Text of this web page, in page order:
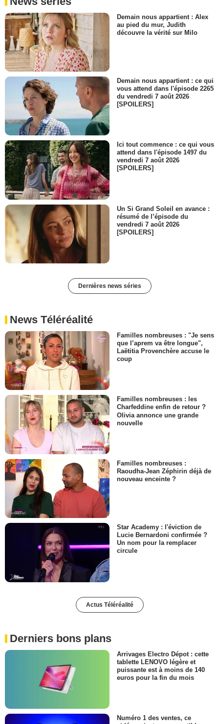
Demain nous appartient : Alex
au pied du mur, Judith
découvre la vérité sur Milo
Demain nous appartient : ce qui
vous attend dans l'épisode 2265
du vendredi 7 août 2026
[SPOILERS]
Ici tout commence : ce qui vous
attend dans l'épisode 1497 du
vendredi 7 août 2026
[SPOILERS]
Un Si Grand Soleil en avance :
résumé de l’épisode du
vendredi 7 août 2026
[SPOILERS]
Dernières news séries
News Téléréalité
Familles nombreuses : "Je sens
que l’aprem va être longue",
Laëtitia Provenchère accuse le
coup
Familles nombreuses : les
Charfeddine enfin de retour ?
Olivia annonce une grande
nouvelle
Familles nombreuses :
Raoudha-Jean Zéphirin déjà de
nouveau enceinte ?
Star Academy : l'éviction de
Lucie Bernardoni confirmée ?
Un nom pour la remplacer
circule
Actus Téléréalité
Derniers bons plans
Arrivages Electro Dépot : cette
tablette LENOVO légère et
puissante est à moins de 140
euros pour la fin du mois
Numéro 1 des ventes, ce